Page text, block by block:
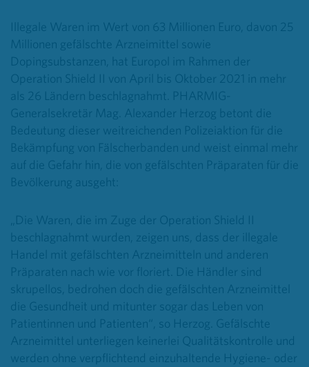
Illegale Waren im Wert von 63 Millionen Euro, davon 25
Millionen gefälschte Arzneimittel sowie
Dopingsubstanzen, hat Europol im Rahmen der
Operation Shield II von April bis Oktober 2021 in mehr
als 26 Ländern beschlagnahmt. PHARMIG-
Generalsekretär Mag. Alexander Herzog betont die
Bedeutung dieser weitreichenden Polizeiaktion für die
Bekämpfung von Fälscherbanden und weist einmal mehr
auf die Gefahr hin, die von gefälschten Präparaten für die
Bevölkerung ausgeht:
„Die Waren, die im Zuge der Operation Shield II
beschlagnahmt wurden, zeigen uns, dass der illegale
Handel mit gefälschten Arzneimitteln und anderen
Präparaten nach wie vor floriert. Die Händler sind
skrupellos, bedrohen doch die gefälschten Arzneimittel
die Gesundheit und mitunter sogar das Leben von
Patientinnen und Patienten“, so Herzog. Gefälschte
Arzneimittel unterliegen keinerlei Qualitätskontrolle und
werden ohne verpflichtend einzuhaltende Hygiene- oder